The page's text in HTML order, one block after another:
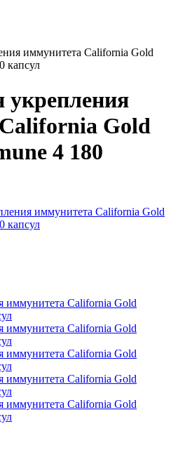
иммунитета California Gold
капсул
укрепления
Gold
4 180